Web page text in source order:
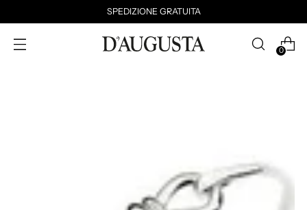
SPEDIZIONE GRATUITA
0